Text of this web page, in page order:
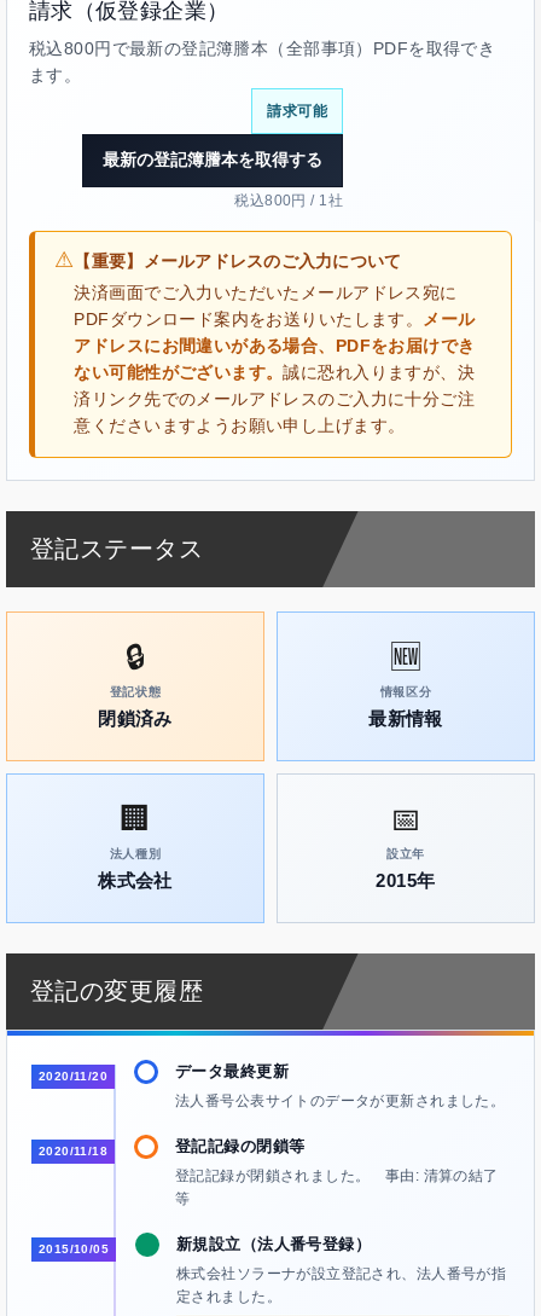
請求（仮登録企業）
税込800円で最新の登記簿謄本（全部事項）PDFを取得でき
ます。
請求可能
最新の登記簿謄本を取得する
税込800円 / 1社
⚠ 【重要】メールアドレスのご入力について
決済画面でご入力いただいたメールアドレス宛に
PDFダウンロード案内をお送りいたします。
メール
アドレスにお間違いがある場合、PDFをお届けでき
ない可能性がございます。誠に恐れ入りますが、決
済リンク先でのメールアドレスのご入力に十分ご注
意くださいますようお願い申し上げます。
登記ステータス
🔒
登記状態
閉鎖済み
🆕
情報区分
最新情報
🏢
法人種別
株式会社
📅
設立年
2015年
登記の変更履歴
2020/11/20 データ最終更新
法人番号公表サイトのデータが更新されました。
2020/11/18 登記記録の閉鎖等
登記記録が閉鎖されました。 事由: 清算の結了
等
2015/10/05 新規設立（法人番号登録）
株式会社ソラーナが設立登記され、法人番号が指
定されました。